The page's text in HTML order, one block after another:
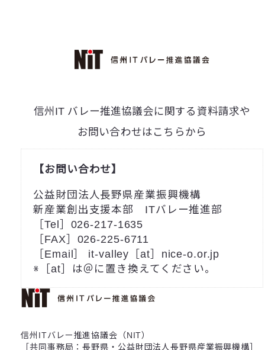
信州IT バレー推進協議会に関する資料請求や
お問い合わせはこちらから
【お問い合わせ】
公益財団法人長野県産業振興機構
新産業創出支援本部 ITバレー推進部
［Tel］026-217-1635
［FAX］026-225-6711
［Email］ it-valley［at］nice-o.or.jp
※［at］は＠に置き換えてください。
信州ITバレー推進協議会（NIT）
［共同事務局：長野県・公益財団法人長野県産業振興機構］